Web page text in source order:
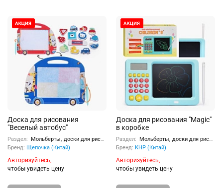
Доска для рисования
"Веселый автобус"
Раздел:
Мольберты, доски для рисования
Бренд: Щепочка (Китай)
Авторизуйтесь,
чтобы увидеть цену
Доска для рисования "Magic"
в коробке
Раздел:
Мольберты, доски для рисования
Бренд: КНР (Китай)
Авторизуйтесь,
чтобы увидеть цену